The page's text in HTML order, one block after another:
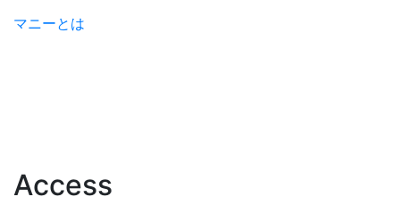
マニーとは
Access